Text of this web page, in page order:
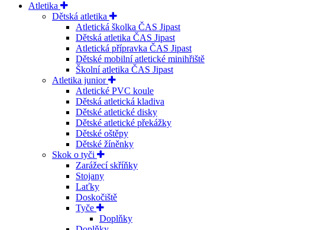
Atletika
Dětská atletika
Atletická školka ČAS Jipast
Dětská atletika ČAS Jipast
Atletická přípravka ČAS Jipast
Dětské mobilní atletické minihřiště
Školní atletika ČAS Jipast
Atletika junior
Atletické PVC koule
Dětská atletická kladiva
Dětské atletické disky
Dětské atletické překážky
Dětské oštěpy
Dětské žíněnky
Skok o tyči
Zarážecí skříňky
Stojany
Laťky
Doskočiště
Tyče
Doplňky